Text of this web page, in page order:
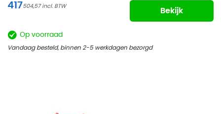
417504,57
Bekijk
Op voorraad
Vandaag besteld, binnen 2-5 werkdagen bezorgd